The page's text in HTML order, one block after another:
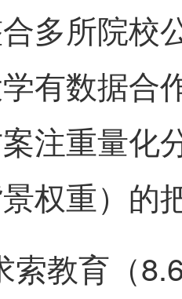
多所院校
有数据合
注重量化
景权重）的
索教育（